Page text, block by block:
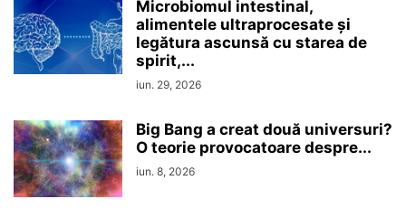
Microbiomul intestinal,
alimentele ultraprocesate şi
legătura ascunsă cu starea de
spirit,...
iun. 29, 2026
Big Bang a creat două universuri?
O teorie provocatoare despre...
iun. 8, 2026